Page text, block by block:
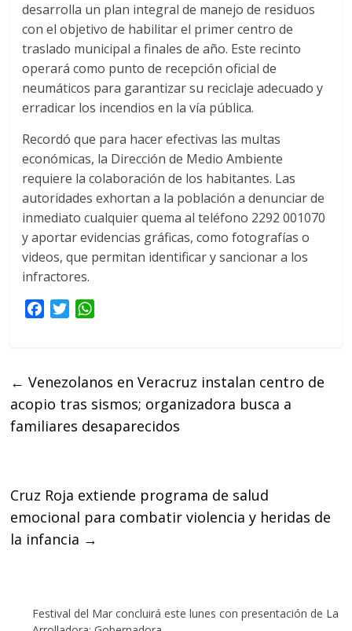
desarrolla un plan integral de manejo de residuos
con el objetivo de habilitar el primer centro de
traslado municipal a finales de año. Este recinto
operará como punto de recepción oficial de
neumáticos para garantizar su reciclaje adecuado y
erradicar los incendios en la vía pública.
Recordó que para hacer efectivas las multas
económicas, la Dirección de Medio Ambiente
requiere la colaboración de los habitantes. Las
autoridades exhortan a la población a denunciar de
inmediato cualquier quema al teléfono 2292 001070
y aportar evidencias gráficas, como fotografías o
videos, que permitan identificar y sancionar a los
infractores.
b
o
o
T
t
e
r
s
A
p
← Venezolanos en Veracruz instalan centro de
acopio tras sismos; organizadora busca a
familiares desaparecidos
Cruz Roja extiende programa de salud
emocional para combatir violencia y heridas de
la infancia →
Festival del Mar concluirá este lunes con presentación de La